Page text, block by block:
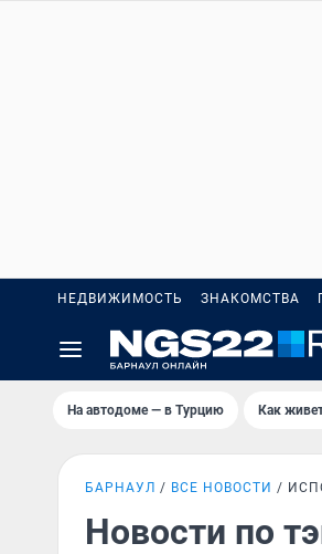
НЕДВИЖИМОСТЬ ЗНАКОМСТВА
На автодоме — в Турцию Как
БАРНАУЛ ВСЕ НОВОСТИ
Новости по